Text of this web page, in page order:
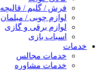
فرش / گلیم / قالیچه
لوازم چوبی / مبلمان
لوازم برقی و گازی
اسباب بازی
خدمات
خدمات مجالس
خدمات مشاوره